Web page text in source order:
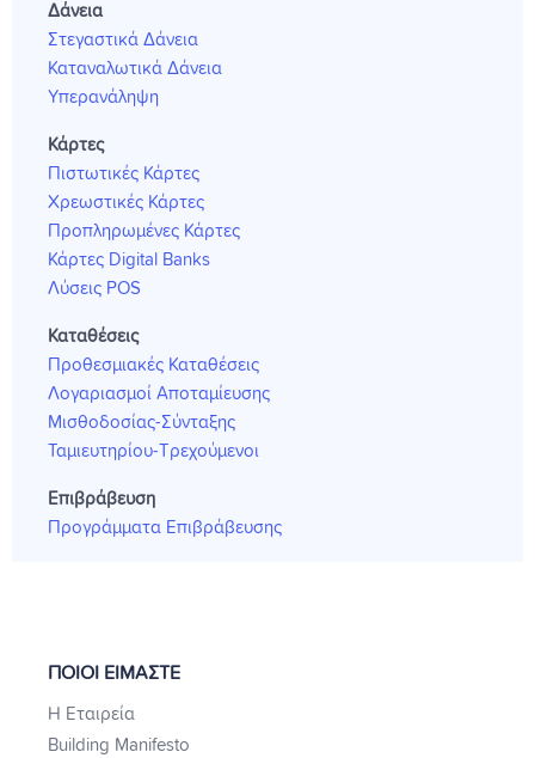
Δάνεια
Στεγαστικά Δάνεια
Καταναλωτικά Δάνεια
Υπερανάληψη
Κάρτες
Πιστωτικές Κάρτες
Χρεωστικές Κάρτες
Προπληρωμένες Κάρτες
Κάρτες Digital Banks
Λύσεις POS
Καταθέσεις
Προθεσμιακές Καταθέσεις
Λογαριασμοί Αποταμίευσης
Μισθοδοσίας-Σύνταξης
Ταμιευτηρίου-Τρεχούμενοι
Επιβράβευση
Προγράμματα Επιβράβευσης
ΠΟΙΟΙ ΕΙΜΑΣΤΕ
Η Εταιρεία
Building Manifesto